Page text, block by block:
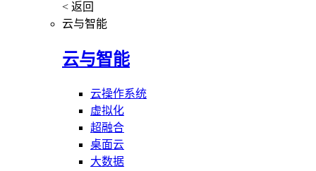
< 返回
云与智能
云与智能
云操作系统
虚拟化
超融合
桌面云
大数据